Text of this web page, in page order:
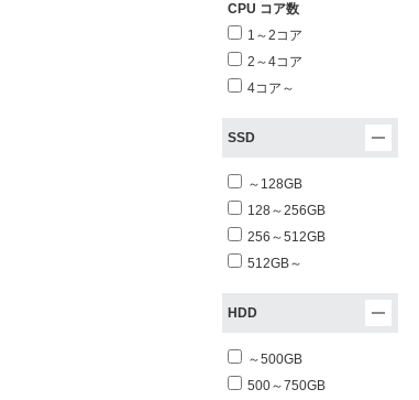
CPU コア数
1～2コア
2～4コア
4コア～
SSD
～128GB
128～256GB
256～512GB
512GB～
HDD
～500GB
500～750GB